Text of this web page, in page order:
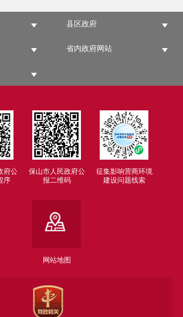
县区政府
省内政府网站
府公
序
保山市人民政府公
报二维码
征集影响营商环境
建设问题线索
网站地图